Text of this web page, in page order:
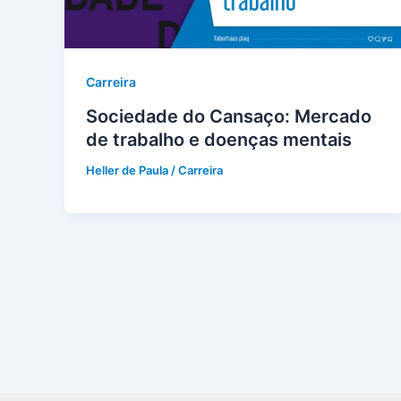
Carreira
Sociedade do Cansaço: Mercado
de trabalho e doenças mentais
Heller de Paula /Carreira